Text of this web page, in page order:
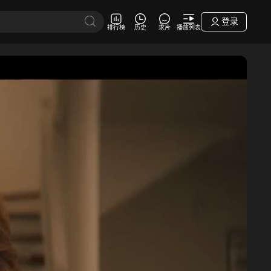
排行榜 历史 求片 播放列表
登录